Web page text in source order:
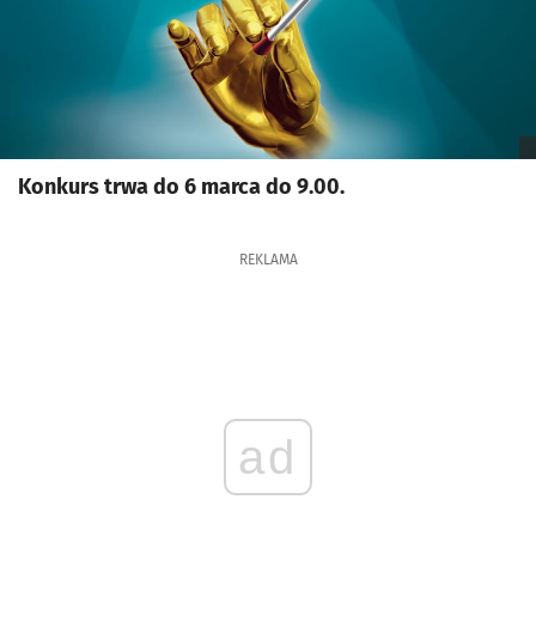
Konkurs trwa do 6 marca do 9.00.
REKLAMA
ad